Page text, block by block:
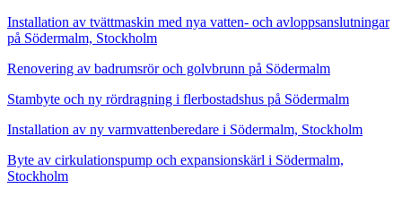
Installation av tvättmaskin med nya vatten- och avloppsanslutningar
på Södermalm, Stockholm
Renovering av badrumsrör och golvbrunn på Södermalm
Stambyte och ny rördragning i flerbostadshus på Södermalm
Installation av ny varmvattenberedare i Södermalm, Stockholm
Byte av cirkulationspump och expansionskärl i Södermalm,
Stockholm